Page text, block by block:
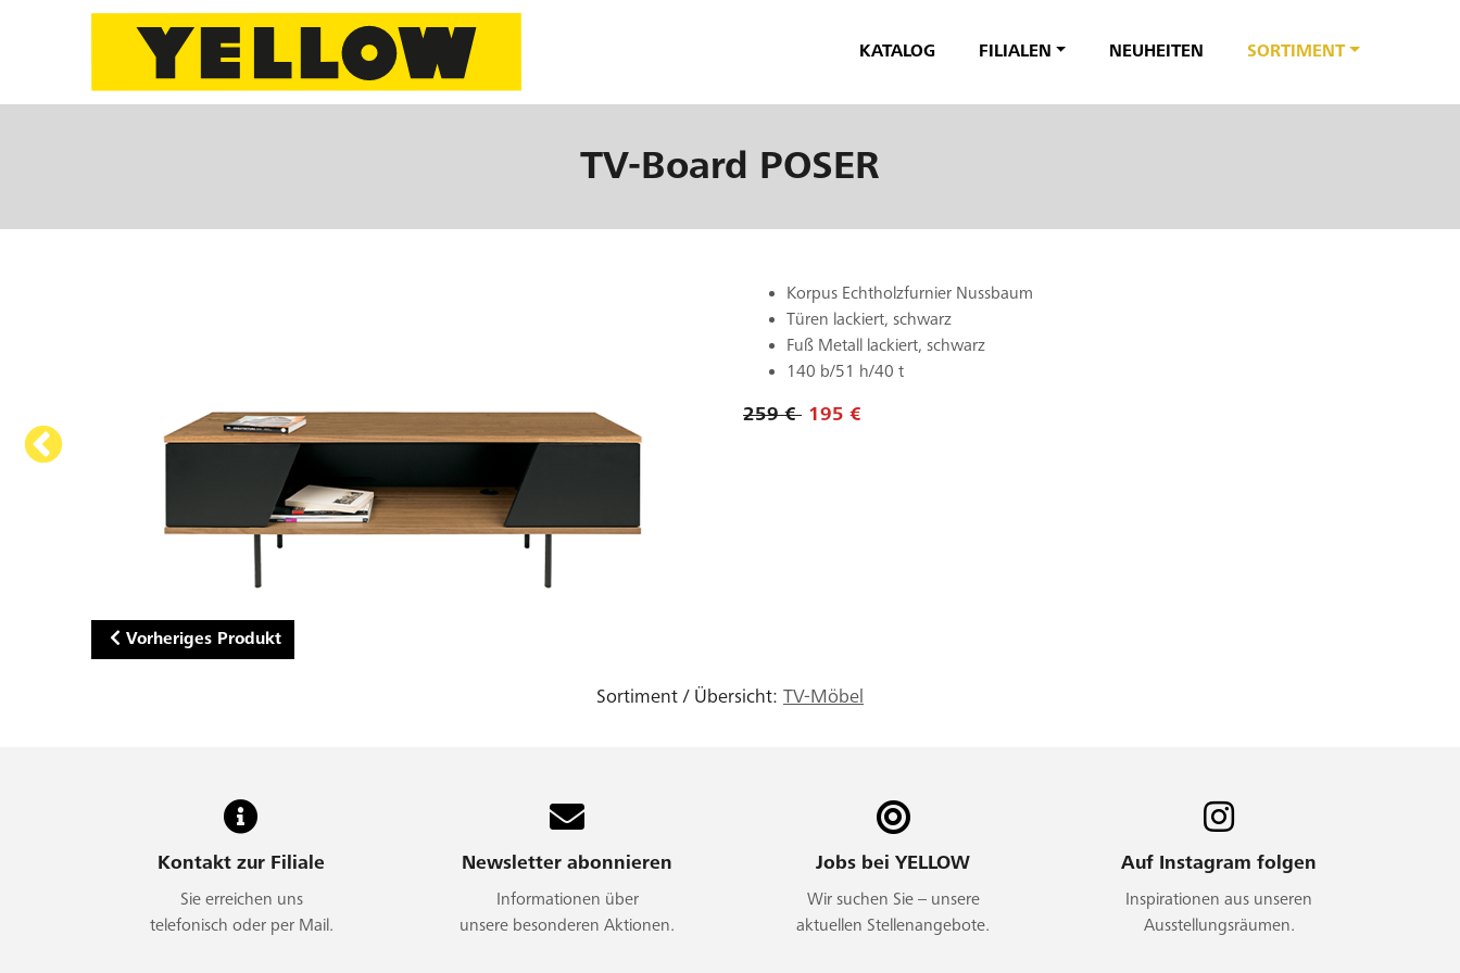
KATALOG FILIALEN NEUHEITEN SORTIMENT
TV-Board POSER
Korpus Echtholzfurnier Nussbaum
Türen lackiert, schwarz
Fuß Metall lackiert, schwarz
140 b/51 h/40 t
259 € 195 €
Vorheriges Produkt
Sortiment / Übersicht: TV-Möbel
Kontakt zur Filiale
Sie erreichen uns
telefonisch oder per Mail.
Newsletter abonnieren
Informationen über
unsere besonderen Aktionen.
Jobs bei YELLOW
Wir suchen Sie – unsere
aktuellen Stellenangebote.
Auf Instagram folgen
Inspirationen aus unseren
Ausstellungsräumen.